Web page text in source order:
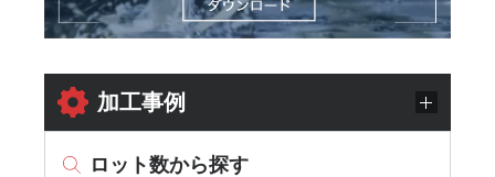
加工事例
ロット数から探す